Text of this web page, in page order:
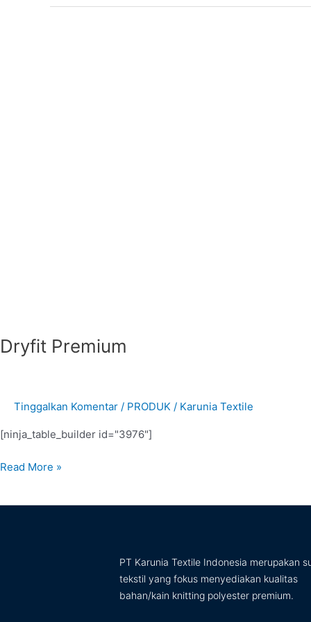
Dryfit Premium
Tinggalkan Komentar / PRODUK / Karunia Textile
[ninja_table_builder id="3976"]
Read More »
PT Karunia Textile Indonesia merupakan
tekstil yang fokus menyediakan kualitas
bahan/kain knitting polyester premium.